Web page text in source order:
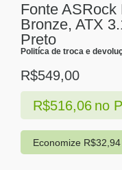
Fonte
Bronze, ATX
Preto
Politíca de troca e
R$549,00
R$516,06 no
Economize R$32,94